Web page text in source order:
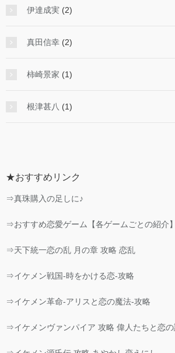
伊達成実 (2)
真田信幸 (2)
柿崎景家 (1)
根津甚八 (1)
★おすすめリンク
⇒真珠購入の足しに♪
⇒おすすめ恋愛ゲーム【各ゲームごとの紹介】
⇒天下統一恋の乱 月の章 攻略 恋乱
⇒イケメン戦国-時をかける恋-攻略
⇒イケメン革命-アリスと恋の魔法-攻略
⇒イケメンヴァンパイア 攻略 偉人たちと恋